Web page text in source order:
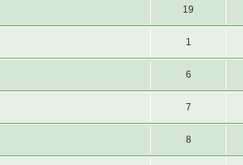
19
1
6
7
8